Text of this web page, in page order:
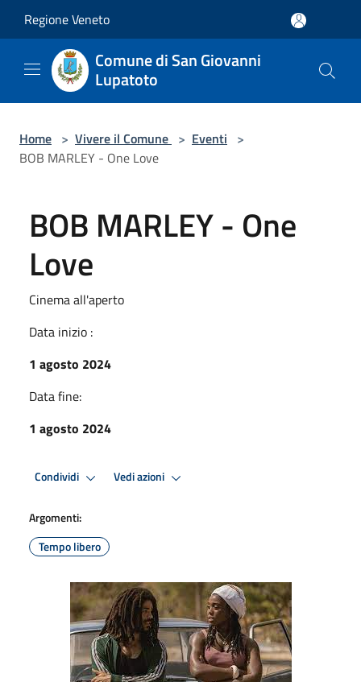
Regione Veneto
Comune di San Giovanni
Lupatoto
Home > Vivere il Comune > Eventi >
BOB MARLEY - One Love
BOB MARLEY - One
Love
Cinema all'aperto
Data inizio :
1 agosto 2024
Data fine:
1 agosto 2024
Condividi Vedi azioni
Argomenti:
Tempo libero